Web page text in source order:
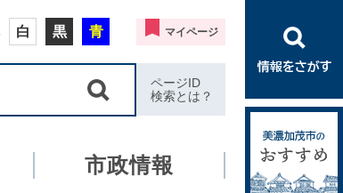
白 黒 青 マイページ
ページID
検索とは？
市政情報